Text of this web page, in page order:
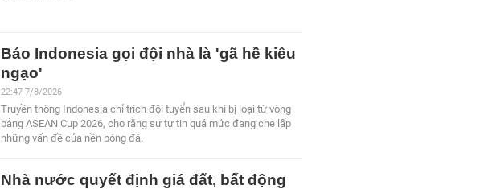
Báo Indonesia gọi đội nhà là 'gã hề kiêu
ngạo'
22:47 7/8/2026
Truyền thông Indonesia chỉ trích đội tuyển sau khi bị loại từ vòng
bảng ASEAN Cup 2026, cho rằng sự tự tin quá mức đang che lấp
những vấn đề của nền bóng đá.
Nhà nước quyết định giá đất, bất động